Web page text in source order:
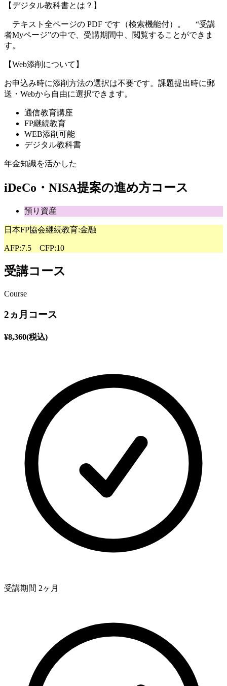
【デジタル教科書とは？】
テキスト全ページの PDF です（検索機能付）。 “受講
者Myページ”の中で、受講期間中、閲覧することができま
す。
【Web添削について】
お申込み時に添削方法の選択は不要です。課題提出時に郵
送・Webから自由に選択できます。
通信教育講座
FP継続教育
WEB添削可能
デジタル教科書
年金知識を活かした
iDeCo・NISA提案の進め方コース
預り資産
日本FP協会継続教育:金融
AFP:7.5 CFP:10
受講コース
Course
2ヵ月コース
¥8,360(税込)
受講期間 2ヶ月